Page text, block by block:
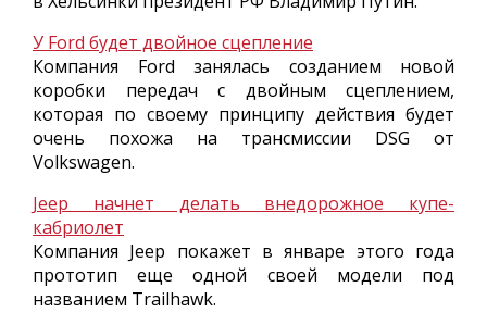
У Ford будет двойное сцепление
Компания Ford занялась созданием новой
коробки передач с двойным сцеплением,
которая по своему принципу действия будет
очень похожа на трансмиссии DSG от
Volkswagen.
Jeep начнет делать внедорожное купе-
кабриолет
Компания Jeep покажет в январе этого года
прототип еще одной своей модели под
названием Trailhawk.